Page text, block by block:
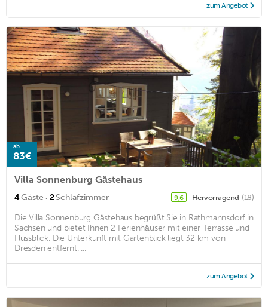
zum Angebot
ab
83€
Villa Sonnenburg Gästehaus
4Gäste · 2Schlafzimmer 9,6 Hervorragend (18)
Die Villa Sonnenburg Gästehaus begrüßt Sie in Rathmannsdorf in
Sachsen und bietet Ihnen 2 Ferienhäuser mit einer Terrasse und
Flussblick. Die Unterkunft mit Gartenblick liegt 32 km von
Dresden entfernt. ...
zum Angebot